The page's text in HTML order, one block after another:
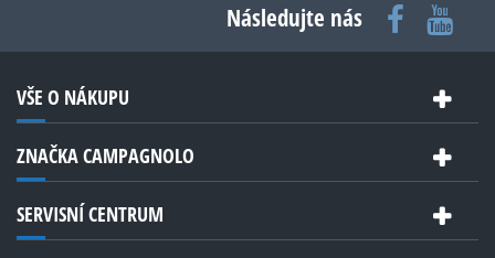
Následujte nás
VŠE O NÁKUPU
ZNAČKA CAMPAGNOLO
SERVISNÍ CENTRUM